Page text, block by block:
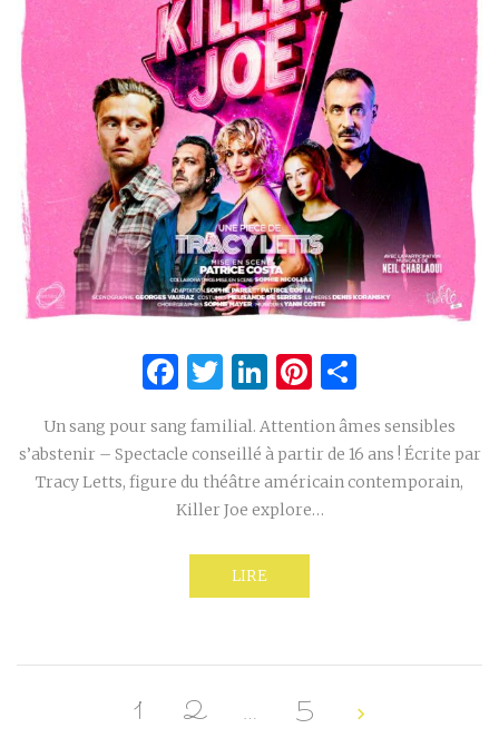
Facebook
Twitter
LinkedIn
Pinterest
Un sang pour sang familial. Attention âmes sensibles
s’abstenir – Spectacle conseillé à partir de 16 ans ! Écrite par
Tracy Letts, figure du théâtre américain contemporain,
Killer Joe explore…
LIRE
1 2 … 5